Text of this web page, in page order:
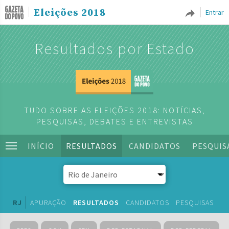
Entrar
Eleições 2018
Resultados por Estado
TUDO SOBRE AS ELEIÇÕES 2018: NOTÍCIAS,
PESQUISAS, DEBATES E ENTREVISTAS
INÍCIO RESULTADOS CANDIDATOS
RJ APURAÇÃO RESULTADOS CANDIDATOS PESQUISAS